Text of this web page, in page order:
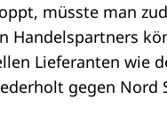
müsste man
Handelspartners
Lieferanten wie
gegen